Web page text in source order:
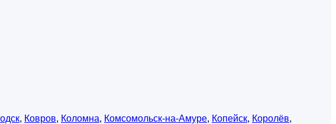
, Ковров, Коломна, Комсомольск-на-Амуре, Копейск, Королёв,